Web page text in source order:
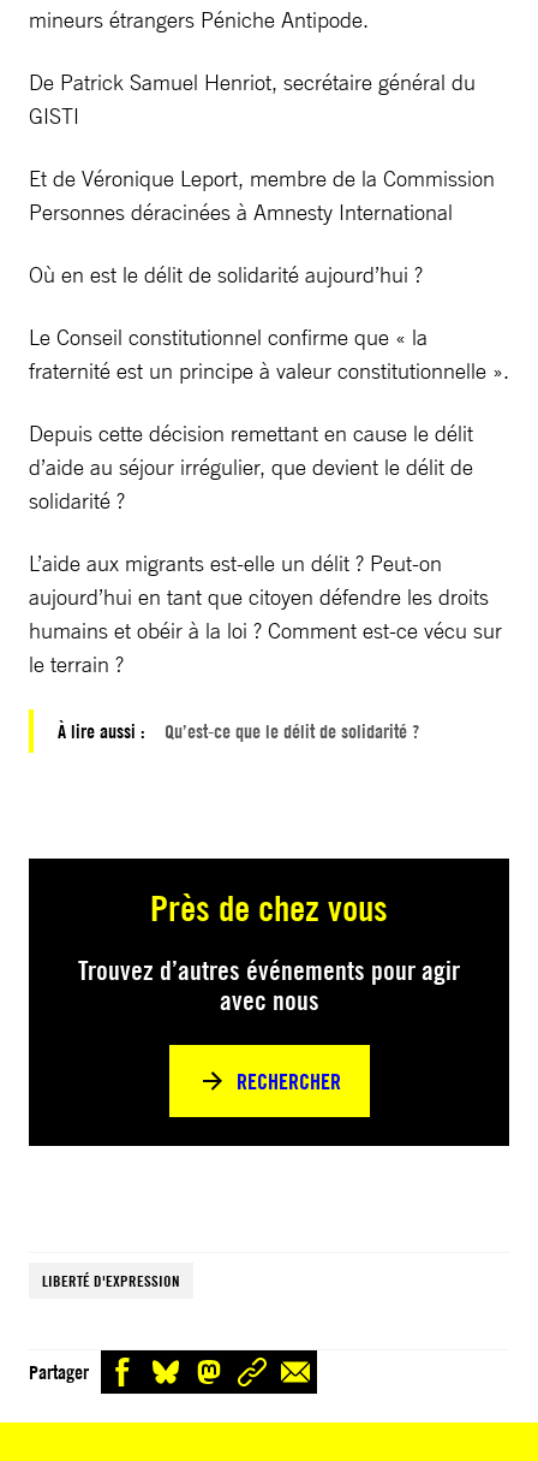
mineurs étrangers Péniche Antipode.
De Patrick Samuel Henriot, secrétaire général du
GISTI
Et de Véronique Leport, membre de la Commission
Personnes déracinées à Amnesty International
Où en est le délit de solidarité aujourd’hui ?
Le Conseil constitutionnel confirme que « la
fraternité est un principe à valeur constitutionnelle ».
Depuis cette décision remettant en cause le délit
d’aide au séjour irrégulier, que devient le délit de
solidarité ?
L’aide aux migrants est-elle un délit ? Peut-on
aujourd’hui en tant que citoyen défendre les droits
humains et obéir à la loi ? Comment est-ce vécu sur
le terrain ?
À lire aussi : Qu’est-ce que le délit de solidarité ?
Près de chez vous
Trouvez d’autres événements pour agir
avec nous
RECHERCHER
LIBERTÉ D'EXPRESSION
Partager